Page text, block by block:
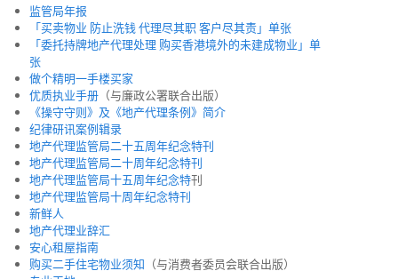
监管局年报
「买卖物业 防止洗钱 代理尽其职 客户尽其责」单张
「委托持牌地产代理处理 购买香港境外的未建成物业」单
张
做个精明一手楼买家
优质执业手册 （与廉政公署联合出版）
《操守守则》及《地产代理条例》简介
纪律研讯案例辑录
地产代理监管局二十五周年纪念特刊
地产代理监管局二十周年纪念特刊
地产代理监管局十五周年纪念特刊
地产代理监管局十周年纪念特刊
新鲜人
地产代理业辞汇
安心租屋指南
购买二手住宅物业须知 （与消费者委员会联合出版）